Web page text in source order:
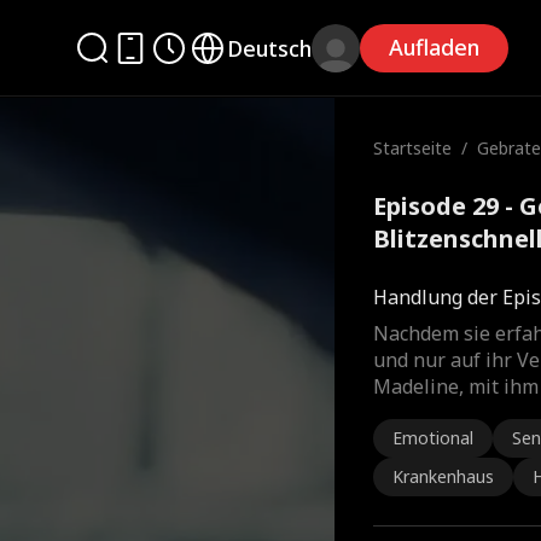
Deutsch Aufladen
Startseite /
Episode 29 -
Handlung der
Nachdem sie
und nur auf ihr
Madeline, mit
Emotional
Krankenhaus